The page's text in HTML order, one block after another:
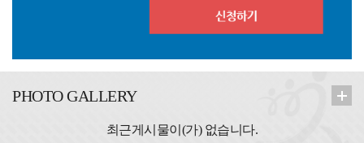
PHOTO GALLERY
최근게시물이(가) 없습니다.